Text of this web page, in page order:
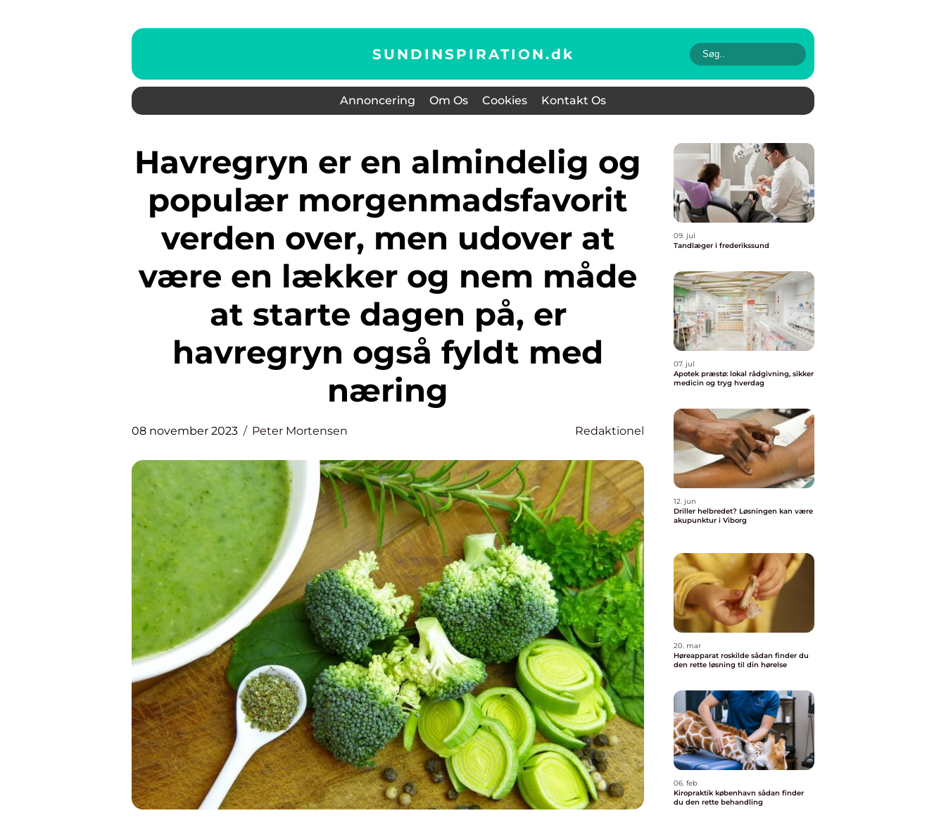
SUNDINSPIRATION.dk
Annoncering Om Os Cookies Kontakt Os
Havregryn er en almindelig og
populær morgenmadsfavorit
verden over, men udover at
være en lækker og nem måde
at starte dagen på, er
havregryn også fyldt med
næring
08 november 2023 Peter Mortensen Redaktionel
09. jul
Tandlæger i frederikssund
07. jul
Apotek præstø: lokal rådgivning, sikker
medicin og tryg hverdag
12. jun
Driller helbredet? Løsningen kan være
akupunktur i Viborg
20. mar
Høreapparat roskilde sådan finder du
den rette løsning til din hørelse
06. feb
Kiropraktik københavn sådan finder
du den rette behandling